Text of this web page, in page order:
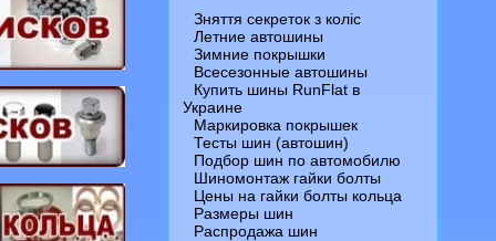
Зняття секреток з колiс
Летние автошины
Зимние покрышки
Всесезонные автошины
Купить шины RunFlat в
Украине
Маркировка покрышек
Тесты шин (автошин)
Подбор шин по автомобилю
Шиномонтаж гайки болты
Цены на гайки болты кольца
Размеры шин
Распродажа шин